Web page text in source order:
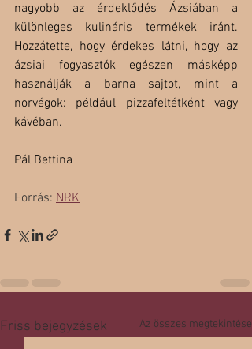
nagyobb az érdeklődés Ázsiában a
különleges kulináris termékek iránt.
Hozzátette, hogy érdekes látni, hogy az
ázsiai fogyasztók egészen másképp
használják a barna sajtot, mint a
norvégok: például pizzafeltétként vagy
kávéban.
Pál Bettina
Forrás: NRK
Friss bejegyzések Az összes megtekintése